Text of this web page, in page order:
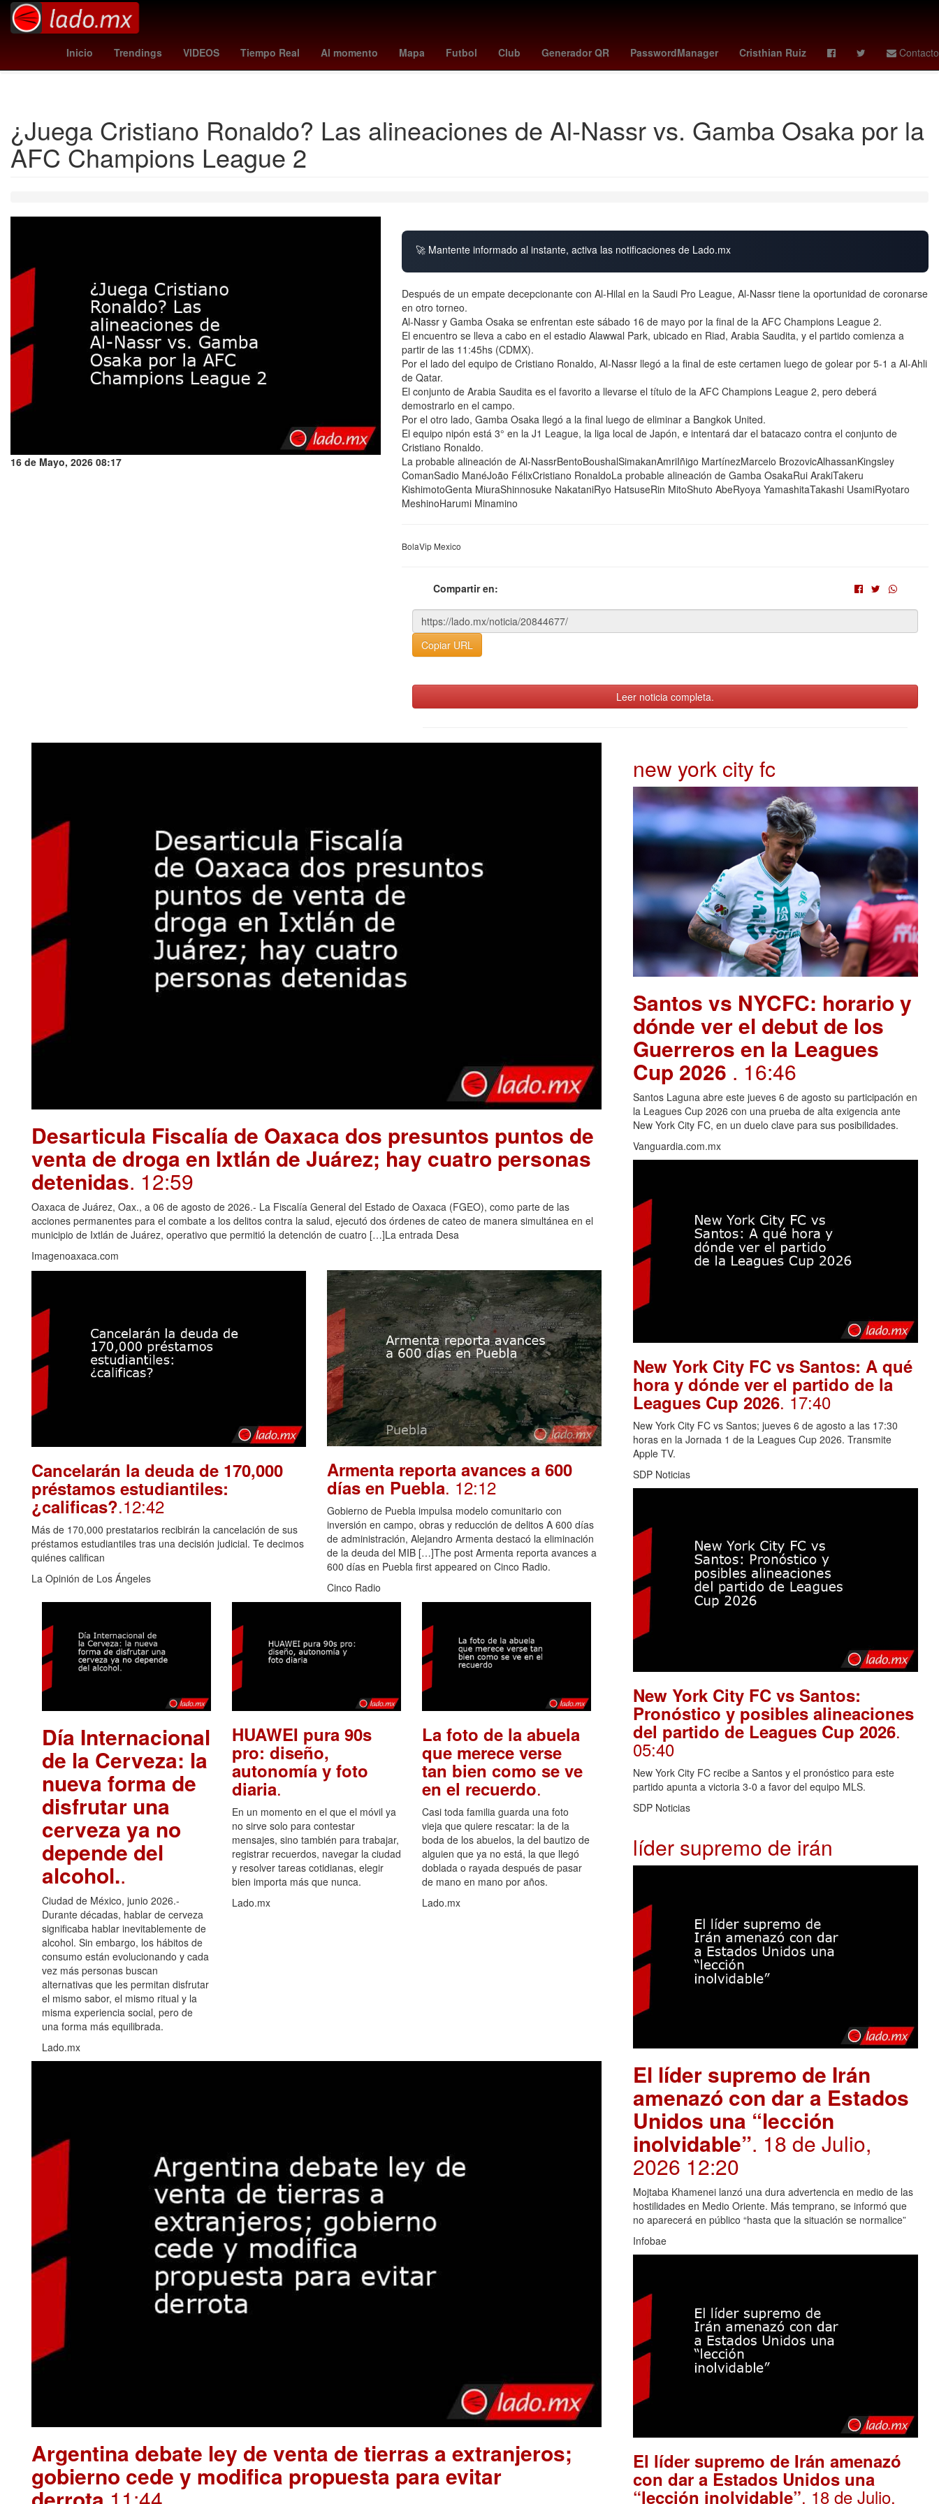
Inicio Trendings VIDEOS Tiempo Real Al momento Mapa Futbol Club Generador QR PasswordManager Cristhian Ruiz Contacto
hidemasa morita magic - bucks suspension de clases 10 de noviembre tabla goleo mundial 2026 One Direction deportivo cali - pasto Marc Cucurella
ebola virus
Resultados Loteria Nacional Sorteo Mayor
Maíz transgénico
¿Juega Cristiano Ronaldo? Las alineaciones de Al-Nassr vs. Gamba Osaka por la
AFC Champions League 2
16 de Mayo, 2026 08:17
🚀 Mantente informado al instante, activa las notificaciones de Lado.mx
Después de un empate decepcionante con Al-Hilal en la Saudi Pro League, Al-Nassr tiene la oportunidad de coronarse
en otro torneo.
Al-Nassr y Gamba Osaka se enfrentan este sábado 16 de mayo por la final de la AFC Champions League 2.
El encuentro se lleva a cabo en el estadio Alawwal Park, ubicado en Riad, Arabia Saudita, y el partido comienza a
partir de las 11:45hs (CDMX).
Por el lado del equipo de Cristiano Ronaldo, Al-Nassr llegó a la final de este certamen luego de golear por 5-1 a Al-Ahli
de Qatar.
El conjunto de Arabia Saudita es el favorito a llevarse el título de la AFC Champions League 2, pero deberá
demostrarlo en el campo.
Por el otro lado, Gamba Osaka llegó a la final luego de eliminar a Bangkok United.
El equipo nipón está 3° en la J1 League, la liga local de Japón, e intentará dar el batacazo contra el conjunto de
Cristiano Ronaldo.
La probable alineación de Al-NassrBentoBoushalSimakanAmriIñigo MartínezMarcelo BrozovicAlhassanKingsley
ComanSadio ManéJoão FélixCristiano RonaldoLa probable alineación de Gamba OsakaRui ArakiTakeru
KishimotoGenta MiuraShinnosuke NakataniRyo HatsuseRin MitoShuto AbeRyoya YamashitaTakashi UsamiRyotaro
MeshinoHarumi Minamino
BolaVip Mexico
Compartir en:
Copiar URL
Leer noticia completa.
Desarticula Fiscalía de Oaxaca dos presuntos puntos de
venta de droga en Ixtlán de Juárez; hay cuatro personas
detenidas. 12:59
Oaxaca de Juárez, Oax., a 06 de agosto de 2026.- La Fiscalía General del Estado de Oaxaca (FGEO), como parte de las
acciones permanentes para el combate a los delitos contra la salud, ejecutó dos órdenes de cateo de manera simultánea en el
municipio de Ixtlán de Juárez, operativo que permitió la detención de cuatro […]La entrada Desa
Imagenoaxaca.com
Cancelarán la deuda de 170,000
préstamos estudiantiles:
¿calificas?.12:42
Más de 170,000 prestatarios recibirán la cancelación de sus
préstamos estudiantiles tras una decisión judicial. Te decimos
quiénes califican
La Opinión de Los Ángeles
Armenta reporta avances a 600
días en Puebla. 12:12
Gobierno de Puebla impulsa modelo comunitario con
inversión en campo, obras y reducción de delitos A 600 días
de administración, Alejandro Armenta destacó la eliminación
de la deuda del MIB […]The post Armenta reporta avances a
600 días en Puebla first appeared on Cinco Radio.
Cinco Radio
Día Internacional
de la Cerveza: la
nueva forma de
disfrutar una
cerveza ya no
depende del
alcohol..
Ciudad de México, junio 2026.-
Durante décadas, hablar de cerveza
significaba hablar inevitablemente de
alcohol. Sin embargo, los hábitos de
consumo están evolucionando y cada
vez más personas buscan
alternativas que les permitan disfrutar
el mismo sabor, el mismo ritual y la
misma experiencia social, pero de
una forma más equilibrada.
Lado.mx
HUAWEI pura 90s
pro: diseño,
autonomía y foto
diaria.
En un momento en el que el móvil ya
no sirve solo para contestar
mensajes, sino también para trabajar,
registrar recuerdos, navegar la ciudad
y resolver tareas cotidianas, elegir
bien importa más que nunca.
Lado.mx
La foto de la abuela
que merece verse
tan bien como se ve
en el recuerdo.
Casi toda familia guarda una foto
vieja que quiere rescatar: la de la
boda de los abuelos, la del bautizo de
alguien que ya no está, la que llegó
doblada o rayada después de pasar
de mano en mano por años.
Lado.mx
Argentina debate ley de venta de tierras a extranjeros;
gobierno cede y modifica propuesta para evitar
new york city fc
Santos vs NYCFC: horario y
dónde ver el debut de los
Guerreros en la Leagues
Cup 2026 . 16:46
Santos Laguna abre este jueves 6 de agosto su participación en
la Leagues Cup 2026 con una prueba de alta exigencia ante
New York City FC, en un duelo clave para sus posibilidades.
Vanguardia.com.mx
New York City FC vs Santos: A qué
hora y dónde ver el partido de la
Leagues Cup 2026. 17:40
New York City FC vs Santos; jueves 6 de agosto a las 17:30
horas en la Jornada 1 de la Leagues Cup 2026. Transmite
Apple TV.
SDP Noticias
New York City FC vs Santos:
Pronóstico y posibles alineaciones
del partido de Leagues Cup 2026.
05:40
New York City FC recibe a Santos y el pronóstico para este
partido apunta a victoria 3-0 a favor del equipo MLS.
SDP Noticias
líder supremo de irán
El líder supremo de Irán
amenazó con dar a Estados
Unidos una “lección
inolvidable”. 18 de Julio,
2026 12:20
Mojtaba Khamenei lanzó una dura advertencia en medio de las
hostilidades en Medio Oriente. Más temprano, se informó que
no aparecerá en público “hasta que la situación se normalice”
Infobae
El líder supremo de Irán amenazó
con dar a Estados Unidos una
“lección inolvidable”. 18 de Julio,